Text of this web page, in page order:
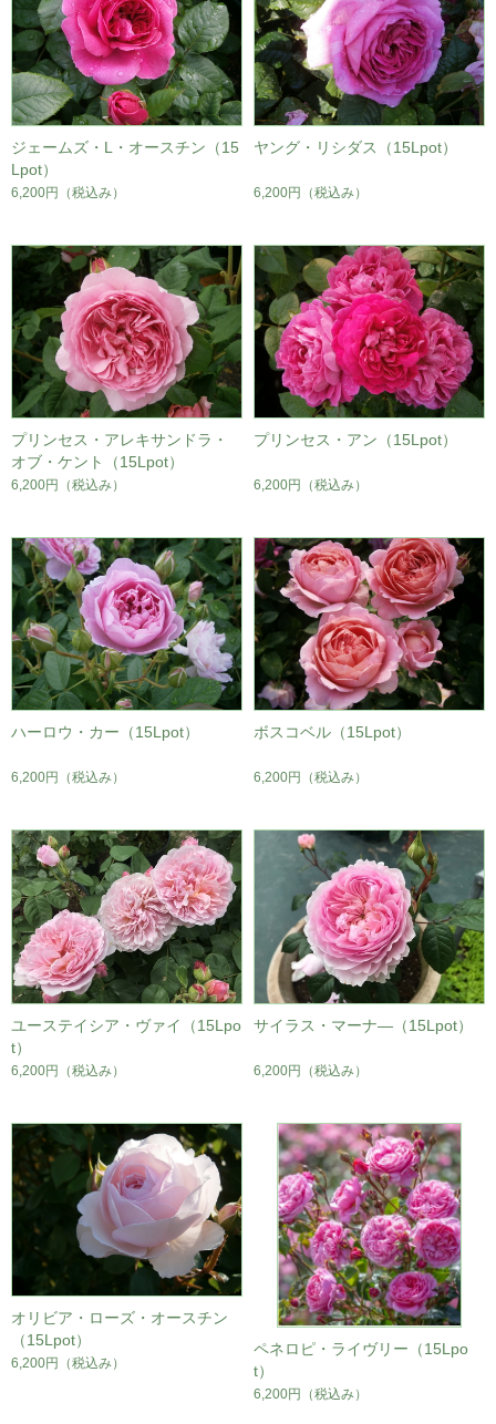
ジェームズ・L・オースチン（15
Lpot）
6,200円 （税込み）
ヤング・リシダス（15Lpot）
6,200円 （税込み）
プリンセス・アレキサンドラ・
オブ・ケント（15Lpot）
6,200円 （税込み）
プリンセス・アン（15Lpot）
6,200円 （税込み）
ハーロウ・カー（15Lpot）
6,200円 （税込み）
ボスコベル（15Lpot）
6,200円 （税込み）
ユーステイシア・ヴァイ（15Lpo
t）
6,200円 （税込み）
サイラス・マーナ―（15Lpot）
6,200円 （税込み）
オリビア・ローズ・オースチン
（15Lpot）
6,200円 （税込み）
ペネロピ・ライヴリー（15Lpo
t）
6,200円 （税込み）